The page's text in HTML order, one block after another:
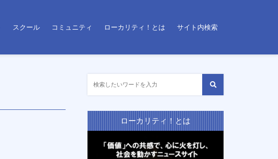
スクール コミュニティ ローカリティ！とは サイト内検索
ローカリティ！とは